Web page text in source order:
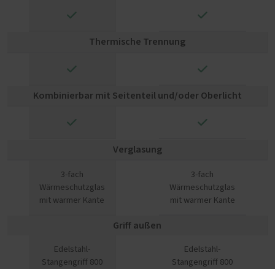
✓ ✓
Thermische Trennung
✓ ✓
Kombinierbar mit Seitenteil und/oder Oberlicht
✓ ✓
Verglasung
3-fach
Wärmeschutzglas
mit warmer Kante
3-fach
Wärmeschutzglas
mit warmer Kante
Griff außen
Edelstahl-
Stangengriff 800
Edelstahl-
Stangengriff 800